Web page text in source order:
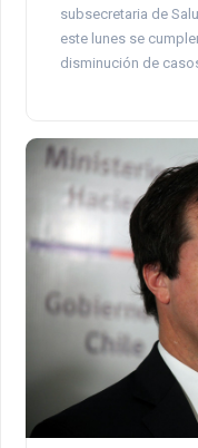
subsecretaria de
este lunes se
disminución de